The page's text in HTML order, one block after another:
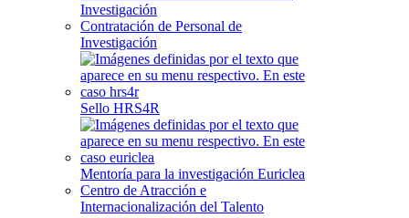
Investigación
Contratación de Personal de
Investigación
Sello HRS4R
Mentoría para la investigación Euriclea
Centro de Atracción e
Internacionalización del Talento